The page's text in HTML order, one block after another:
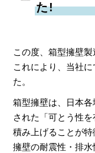
た!
この度、箱型擁壁製
これにより、当社
た。
箱型擁壁は、日本
された「可とう性
積み上げることが特
擁壁の耐震性・排